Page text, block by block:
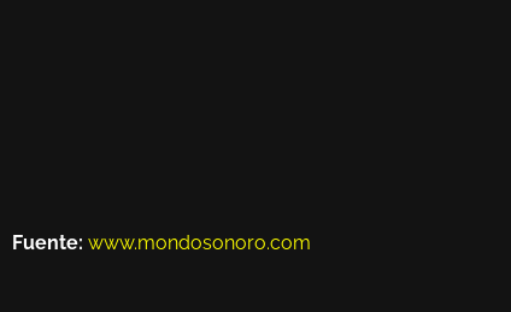
Fuente: www.mondosonoro.com